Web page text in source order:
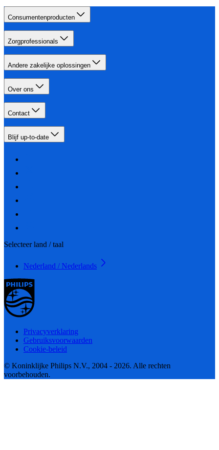
Consumentenproducten
Zorgprofessionals
Andere zakelijke oplossingen
Over ons
Contact
Blijf up-to-date
Selecteer land / taal
Nederland / Nederlands
Privacyverklaring
Gebruiksvoorwaarden
Cookie-beleid
© Koninklijke Philips N.V., 2004 - 2026. Alle rechten
voorbehouden.